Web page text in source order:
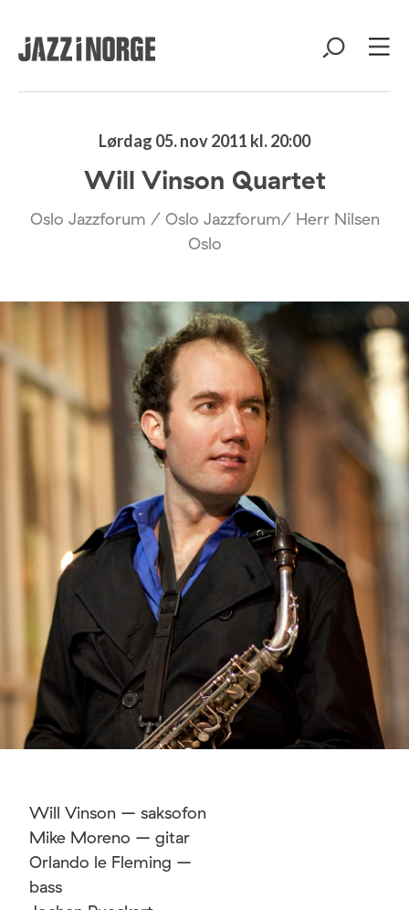
Lørdag 05. nov 2011 kl. 20:00
Will Vinson Quartet
Oslo Jazzforum / Oslo Jazzforum/ Herr Nilsen
Oslo
Will Vinson – saksofon
Mike Moreno – gitar
Orlando le Fleming –
bass